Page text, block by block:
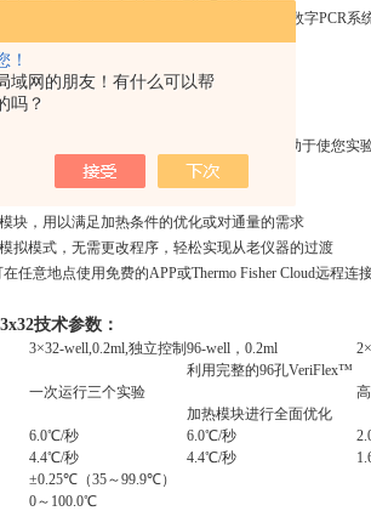
！
域网的朋友！有什么可以帮
吗？
的加热模块进行优化和通量选择，可支持数字PCR系统
拟模式，可像您以前的仪器一样操作。
控制。
三名用户同时远程控制三个独立的模块，有助于使您实
同时运行三个不同的程序
操作
块，用以满足加热条件的优化或对通量的需求
拟模式，无需更改程序，轻松实现从老仪器的过渡
意地点使用免费的APP或Thermo Fisher Cloud远程连接
技术参数：
3×32-well,0.2ml,独立控制96-well，0.2ml
一次运行三个实验
利用完整的96孔VeriFlex™
加热模块进行全面优化
6.0℃/秒 6.0℃/秒
4.4℃/秒 4.4℃/秒
±0.25℃（35～99.9℃）
0～100.0℃